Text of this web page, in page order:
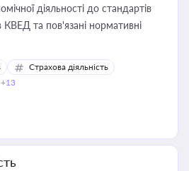
діяльності до стандартів
КВЕД та пов'язані нормативні
Страхова діяльність
+13